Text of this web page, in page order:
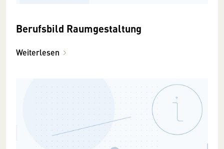
Berufsbild Raumgestaltung
Weiterlesen